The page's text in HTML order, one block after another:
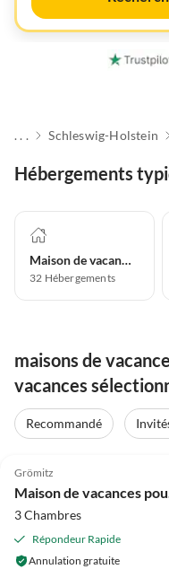
. . . Schleswig-Holstein
Hébergements
Maison de vacances
32 Hébergements
maisons de
vacances
Recommandé
Grömitz
3 Chambres
Répondeur Rapide
Annulation gratuite